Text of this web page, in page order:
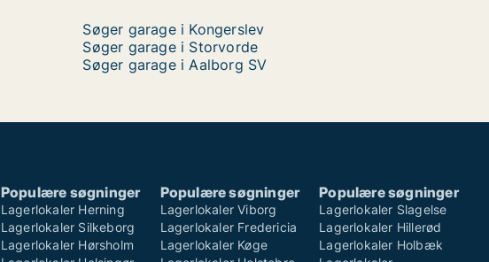
Søger garage i Kongerslev
Søger garage i Storvorde
Søger garage i Aalborg SV
Populære søgninger
Lagerlokaler Herning
Lagerlokaler Silkeborg
Lagerlokaler Hørsholm
Populære søgninger
Lagerlokaler Viborg
Lagerlokaler Fredericia
Lagerlokaler Køge
Populære søgninger
Lagerlokaler Slagelse
Lagerlokaler Hillerød
Lagerlokaler Holbæk